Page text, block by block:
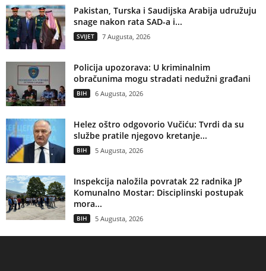
Pakistan, Turska i Saudijska Arabija udružuju
snage nakon rata SAD-a i...
SVIJET 7 Augusta, 2026
Policija upozorava: U kriminalnim
obračunima mogu stradati nedužni građani
BIH 6 Augusta, 2026
Helez oštro odgovorio Vučiću: Tvrdi da su
službe pratile njegovo kretanje...
BIH 5 Augusta, 2026
Inspekcija naložila povratak 22 radnika JP
Komunalno Mostar: Disciplinski postupak
mora...
BIH 5 Augusta, 2026